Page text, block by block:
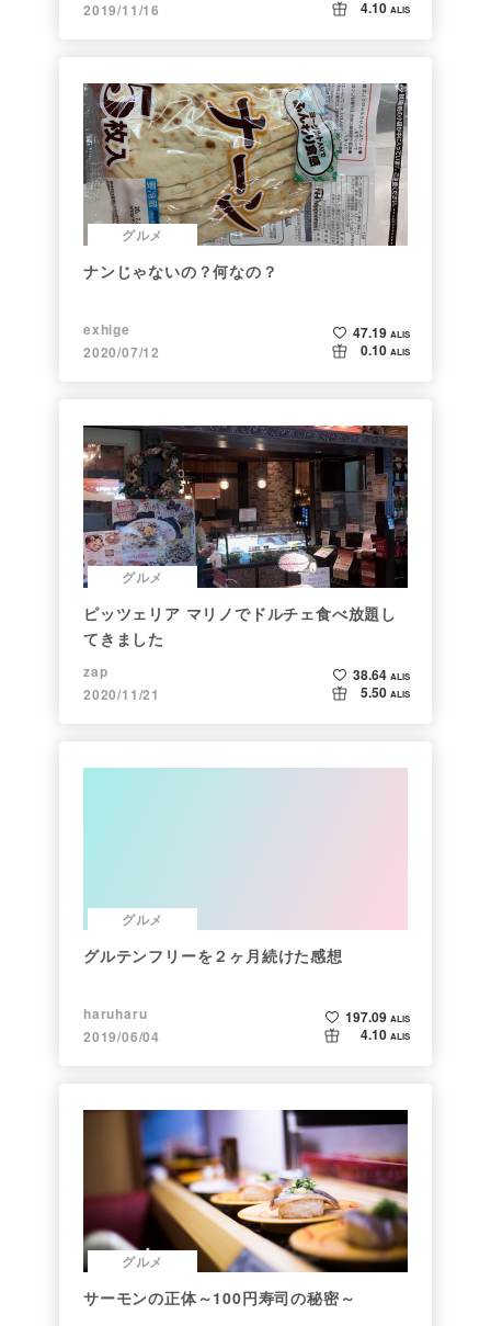
2019/11/16
4.10 ALIS
グルメ
ナンじゃないの？何なの？
exhige
2020/07/12
47.19 ALIS
0.10 ALIS
グルメ
ピッツェリア マリノでドルチェ食べ放題し
てきました
zap
2020/11/21
38.64 ALIS
5.50 ALIS
グルメ
グルテンフリーを２ヶ月続けた感想
haruharu
2019/06/04
197.09 ALIS
4.10 ALIS
グルメ
サーモンの正体～100円寿司の秘密～